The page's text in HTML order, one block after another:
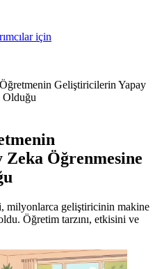
için
Geliştiricilerin Yapay
Olduğu
Öğrenmesine
milyonlarca geliştiricinin makine
Öğretim tarzını, etkisini ve